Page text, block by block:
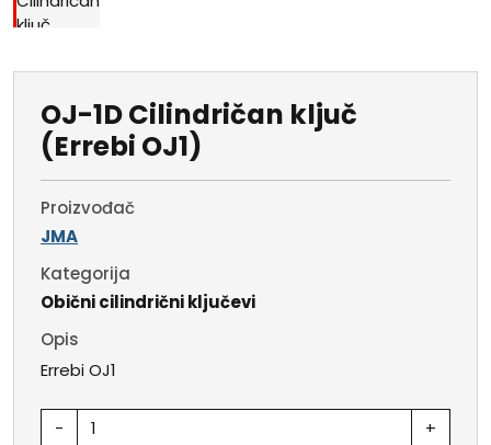
OJ-1D Cilindričan ključ
(Errebi OJ1)
Proizvođač
JMA
Kategorija
Obični cilindrični ključevi
Opis
Errebi OJ1
- +